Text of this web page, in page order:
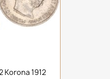
Korona 1912